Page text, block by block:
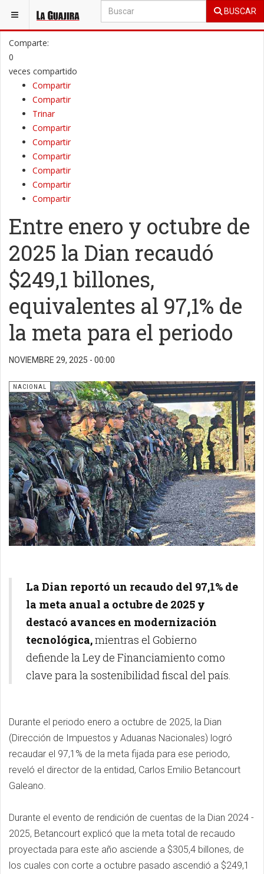
BUSCAR
ESTÁ AQUÍ: GENERAL NACIONAL
Comparte:
0
veces compartido
Compartir
Compartir
Trinar
Compartir
Compartir
Compartir
Compartir
Compartir
Compartir
Entre enero y octubre de
2025 la Dian recaudó
$249,1 billones,
equivalentes al 97,1% de
la meta para el periodo
NOVIEMBRE 29, 2025 - 00:00
NACIONAL
La Dian reportó un recaudo del 97,1% de
la meta anual a octubre de 2025 y
destacó avances en modernización
tecnológica,mientras el Gobierno
defiende la Ley de Financiamiento como
clave para la sostenibilidad fiscal del país.
Durante el periodo enero a octubre de 2025, la Dian
(Dirección de Impuestos y Aduanas Nacionales) logró
recaudar el 97,1% de la meta fijada para ese periodo,
reveló el director de la entidad, Carlos Emilio Betancourt
Galeano.
Durante el evento de rendición de cuentas de la Dian 2024 -
2025, Betancourt explicó que la meta total de recaudo
proyectada para este año asciende a $305,4 billones, de
los cuales con corte a octubre pasado ascendió a $249,1